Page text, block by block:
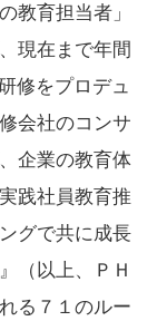
教育担当者」
現在まで年間
修をプロデュ
会社のコンサ
企業の教育体
践社員教育推
グで共に成長
（以上、ＰＨ
る７１のルー